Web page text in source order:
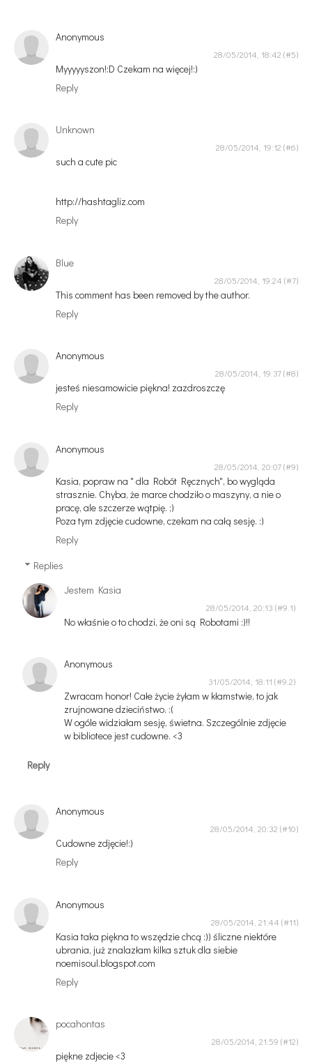
Anonymous
28/05/2014, 18:42
Myyyyyszon!:D Czekam na więcej!:)
Reply
Unknown
28/05/2014, 19:12
such a cute pic
http://hashtagliz.com
Reply
Blue
28/05/2014, 19:24
This comment has been removed by the author.
Reply
Anonymous
28/05/2014, 19:37
jesteś niesamowicie piękna! zazdroszczę
Reply
Anonymous
28/05/2014, 20:07
Kasia, popraw na " dla Robót Ręcznych", bo wygląda
strasznie. Chyba, że marce chodziło o maszyny, a nie o
pracę, ale szczerze wątpię. ;)
Poza tym zdjęcie cudowne, czekam na całą sesję. :)
Reply
Replies
Jestem Kasia
28/05/2014, 20:13
No właśnie o to chodzi, że oni są Robotami :)!!
Anonymous
31/05/2014, 18:11
Zwracam honor! Całe życie żyłam w kłamstwie, to jak
zrujnowane dzieciństwo. :(
W ogóle widziałam sesję, świetna. Szczególnie zdjęcie
w bibliotece jest cudowne. <3
Reply
Anonymous
28/05/2014, 20:32
Cudowne zdjęcie!:)
Reply
Anonymous
28/05/2014, 21:44
Kasia taka piękna to wszędzie chcą :)) śliczne niektóre
ubrania, już znalazłam kilka sztuk dla siebie
noemisoul.blogspot.com
Reply
pocahontas
28/05/2014, 21:59
piękne zdjecie <3